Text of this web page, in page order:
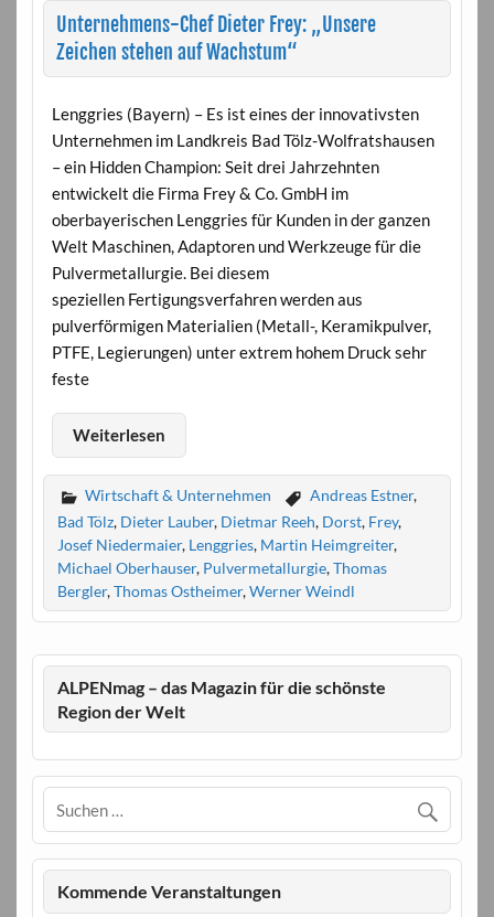
Unternehmens-Chef Dieter Frey: „Unsere
Zeichen stehen auf Wachstum“
Lenggries (Bayern) – Es ist eines der innovativsten
Unternehmen im Landkreis Bad Tölz-Wolfratshausen
– ein Hidden Champion: Seit drei Jahrzehnten
entwickelt die Firma Frey & Co. GmbH im
oberbayerischen Lenggries für Kunden in der ganzen
Welt Maschinen, Adaptoren und Werkzeuge für die
Pulvermetallurgie. Bei diesem
speziellen Fertigungsverfahren werden aus
pulverförmigen Materialien (Metall-, Keramikpulver,
PTFE, Legierungen) unter extrem hohem Druck sehr
feste
Weiterlesen
Wirtschaft & Unternehmen Andreas Estner,
Bad Tölz, Dieter Lauber, Dietmar Reeh, Dorst, Frey,
Josef Niedermaier, Lenggries, Martin Heimgreiter,
Michael Oberhauser, Pulvermetallurgie,Thomas
Bergler,Thomas Ostheimer,Werner Weindl
ALPENmag – das Magazin für die schönste
Region der Welt
Kommende Veranstaltungen